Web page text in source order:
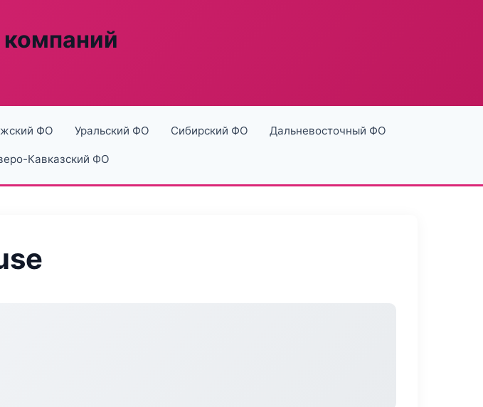
компаний
ФО Уральский ФО Сибирский ФО Дальневосточный ФО
Кавказский ФО